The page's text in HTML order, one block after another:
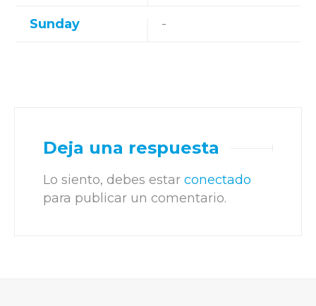
Sunday -
Deja una respuesta
Lo siento, debes estar conectado
para publicar un comentario.